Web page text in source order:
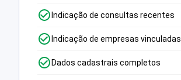
Indicação de consultas recentes
Indicação de empresas vinculadas
Dados cadastrais completos